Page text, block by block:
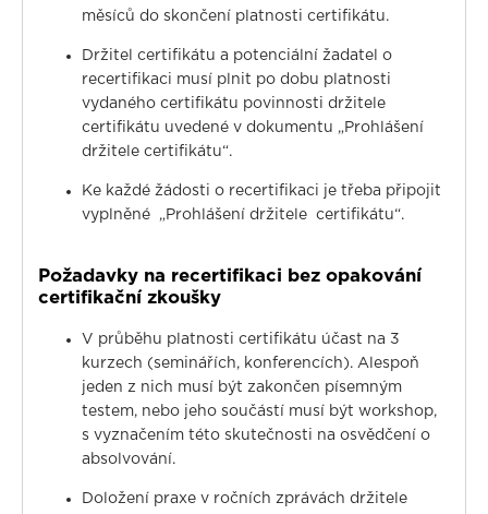
měsíců do skončení platnosti certifikátu.
Držitel certifikátu a potenciální žadatel o
recertifikaci musí plnit po dobu platnosti
vydaného certifikátu povinnosti držitele
certifikátu uvedené v dokumentu „Prohlášení
držitele certifikátu“.
Ke každé žádosti o recertifikaci je třeba připojit
vyplněné „Prohlášení držitele certifikátu“.
Požadavky na recertifikaci bez opakování
certifikační zkoušky
V průběhu platnosti certifikátu účast na 3
kurzech (seminářích, konferencích). Alespoň
jeden z nich musí být zakončen písemným
testem, nebo jeho součástí musí být workshop,
s vyznačením této skutečnosti na osvědčení o
absolvování.
Doložení praxe v ročních zprávách držitele